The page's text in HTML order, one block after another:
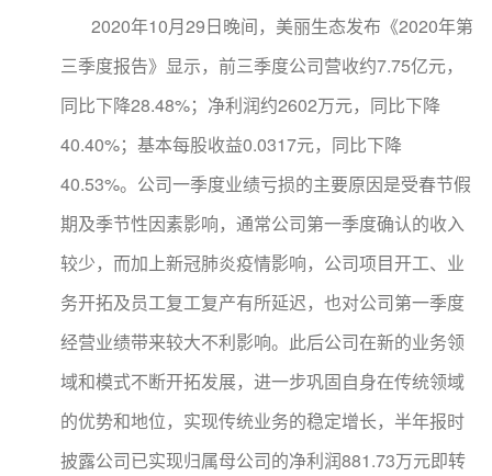
2020年10月29日晚间，美丽生态发布《2020年第
三季度报告》显示，前三季度公司营收约7.75亿元，
同比下降28.48%；净利润约2602万元，同比下降
40.40%；基本每股收益0.0317元，同比下降
40.53%。公司一季度业绩亏损的主要原因是受春节假
期及季节性因素影响，通常公司第一季度确认的收入
较少，而加上新冠肺炎疫情影响，公司项目开工、业
务开拓及员工复工复产有所延迟，也对公司第一季度
经营业绩带来较大不利影响。此后公司在新的业务领
域和模式不断开拓发展，进一步巩固自身在传统领域
的优势和地位，实现传统业务的稳定增长，半年报时
披露公司已实现归属母公司的净利润881.73万元即转